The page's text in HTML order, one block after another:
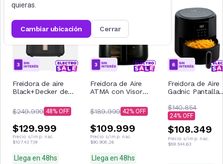
quieras.
cambiar ubicación cerrar
Freidora de aire
Black+Decker de
1BDAR
$249.999 48
$129.999
Precio s/imp. nac.
$107.437,19
Llega en 48hs
Freidora de Aire
ATMA con Visor
Negro
$189.999 42
$109.999
Precio s/imp. nac.
$90.908,26
Llega en 48hs
Freidora de Aire
Gadnic Pantalla
litros
$140.854
24
$108.349
Precio s/imp. nac.
$89.544,63